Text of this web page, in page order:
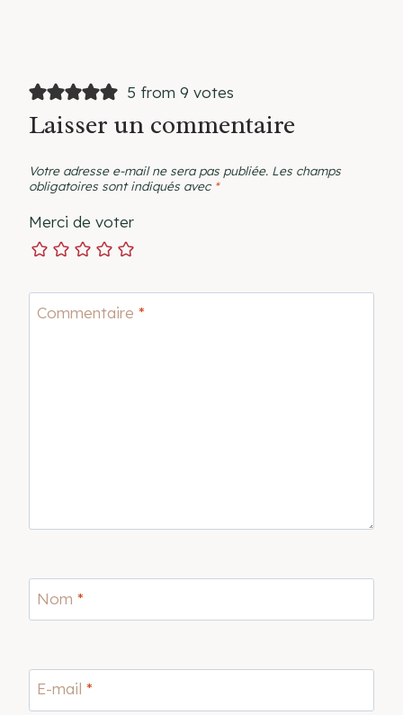
5 from 9 votes
Laisser un commentaire
Votre adresse e-mail ne sera pas publiée. Les champs
obligatoires sont indiqués avec *
Merci de voter
Commentaire *
Nom *
E-mail *